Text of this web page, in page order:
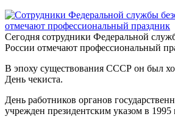
Сегодня сотрудники Федеральной
России отмечают профессиональный
В эпоху существования СССР он был
День чекиста.
День работников органов
учрежден президентским указом в 1995